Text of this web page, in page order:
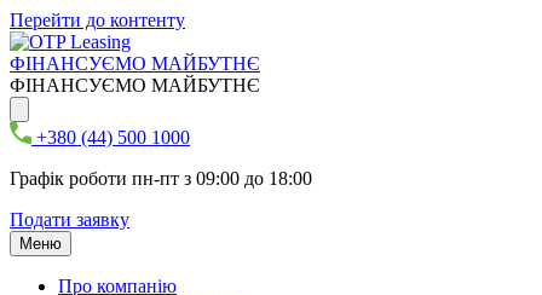
Перейти до контенту
ФІНАНСУЄМО МАЙБУТНЄ
ФІНАНСУЄМО МАЙБУТНЄ
+380 (44) 500 1000
Графік роботи пн-пт з 09:00 до 18:00
Подати заявку
Меню
Про компанію